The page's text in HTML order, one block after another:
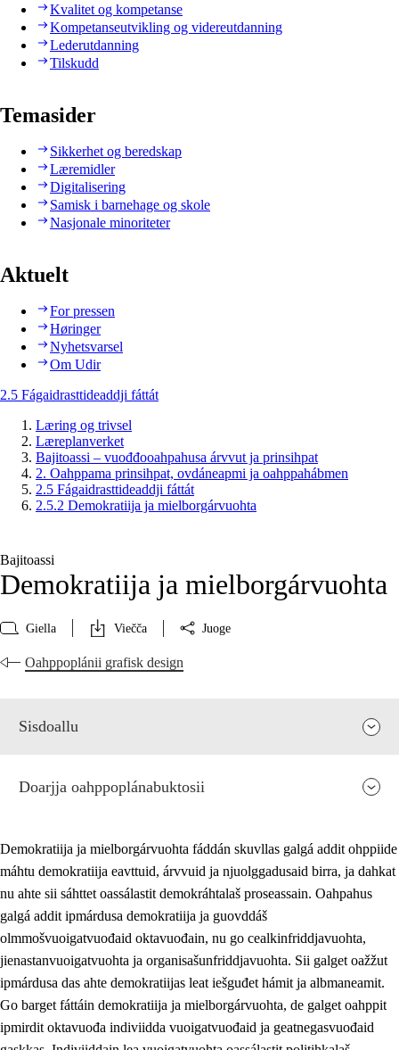
Kvalitet og kompetanse
Kompetanseutvikling og videreutdanning
Lederutdanning
Tilskudd
Temasider
Sikkerhet og beredskap
Læremidler
Digitalisering
Samisk i barnehage og skole
Nasjonale minoriteter
Aktuelt
For pressen
Høringer
Nyhetsvarsel
Om Udir
2.5 Fágaidrasttideaddji fáttát
Læring og trivsel
Læreplanverket
Bajitoassi – vuođđooahpahusa árvvut ja prinsihpat
2. Oahppama prinsihpat, ovdáneapmi ja oahppahábmen
2.5 Fágaidrasttideaddji fáttát
2.5.2 Demokratiija ja mielborgárvuohta
Bajitoassi
Demokratiija ja mielborgárvuohta
Giella Viečča Juoge
Oahppoplánii grafisk design
Sisdoallu
2. Oahppama prinsihpat, ovdáneapmi ja oahppahábmen
Doarjja oahppoplánabuktosii
Demokratiija ja mielborgárvuohta fáddán skuvllas galgá addit ohppiide
máhtu demokratiija eavttuid, árvvuid ja njuolggadusaid birra, ja dahkat
nu ahte sii sáhttet oassálastit demokráhtalaš proseassain. Oahpahus
galgá addit ipmárdusa demokratiija ja guovddáš
olmmošvuoigatvuođaid oktavuođain, nu go cealkinfriddjavuohta,
jienastanvuoigatvuohta ja organisašunfriddjavuohta. Sii galget oažžut
ipmárdusa das ahte demokratiijas leat iešguđet hámit ja albmaneamit.
Go barget fáttáin demokratiija ja mielborgárvuohta, de galget oahppit
ipmirdit oktavuođa indiviidda vuoigatvuođaid ja geatnegasvuođaid